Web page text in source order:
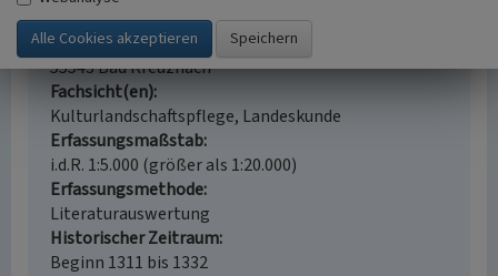
Kurhausstraße
Ort
55543 Bad Kreuznach
Fachsicht(en)
Kulturlandschaftspflege, Landeskunde
Erfassungsmaßstab
i.d.R. 1:5.000 (größer als 1:20.000)
Erfassungsmethode
Literaturauswertung
Historischer Zeitraum
Beginn 1311 bis 1332